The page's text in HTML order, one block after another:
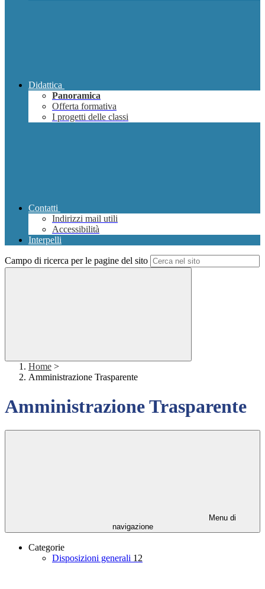
Didattica
Panoramica
Offerta formativa
I progetti delle classi
Contatti
Indirizzi mail utili
Accessibilità
Interpelli
Campo di ricerca per le pagine del sito
Home >
Amministrazione Trasparente
Amministrazione Trasparente
Menu di
navigazione
Categorie
Disposizioni generali 12